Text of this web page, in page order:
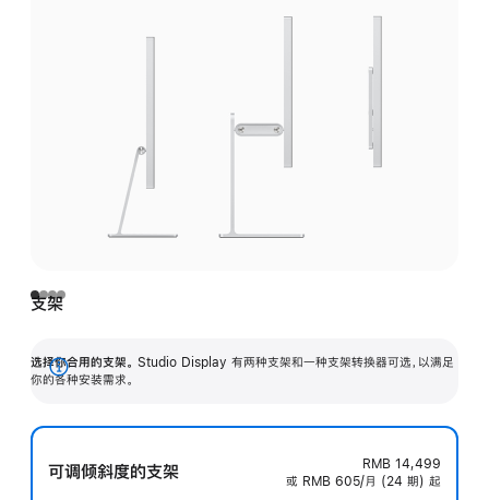
支架
选择你合用的支架。 Studio Display 有两种支架和一种支架转换器可选，以满足
你的各种安装需求。
展
可调倾斜度的支架
RMB 14,499
或 RMB 605/月 (24 期) 起